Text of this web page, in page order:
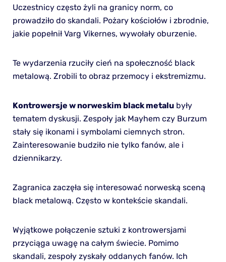
Uczestnicy często żyli na granicy norm, co
prowadziło do skandali. Pożary kościołów i zbrodnie,
jakie popełnił Varg Vikernes, wywołały oburzenie.
Te wydarzenia rzuciły cień na społeczność black
metalową. Zrobili to obraz przemocy i ekstremizmu.
Kontrowersje w norweskim black metalubyły
tematem dyskusji. Zespoły jak Mayhem czy Burzum
stały się ikonami i symbolami ciemnych stron.
Zainteresowanie budziło nie tylko fanów, ale i
dziennikarzy.
Zagranica zaczęła się interesować norweską sceną
black metalową. Często w kontekście skandali.
Wyjątkowe połączenie sztuki z kontrowersjami
przyciąga uwagę na całym świecie. Pomimo
skandali, zespoły zyskały oddanych fanów. Ich